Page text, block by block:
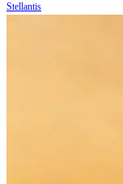
Stellantis